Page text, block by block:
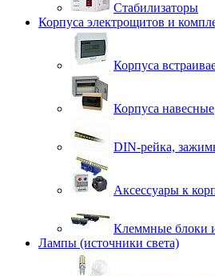
Стабилизаторы
Корпуса электрощитов и
Корпуса
Корпуса навесные
DIN-рейка,
Аксессуары к
Клеммные блоки
Лампы (источники света)